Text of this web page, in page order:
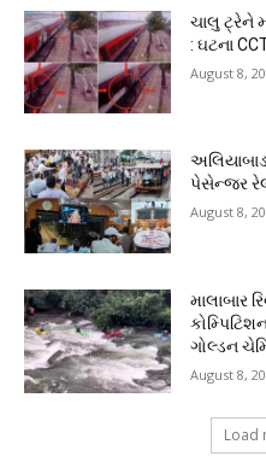
ચાલુ ટ્રેને
: ઘટના
August 8,
પેસેન્જર
August 8,
માલાબાર
ગોલ્ડન
August 8,
Load